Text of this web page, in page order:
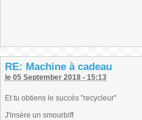
RE: Machine à cadeau
le 05 September 2018 - 15:13
Et tu obtiens le succès "recycleur"
J'insère un smourbiff